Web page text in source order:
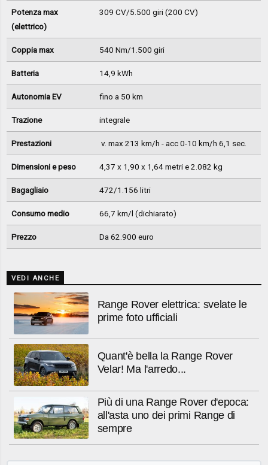
Potenza max
(elettrico)
309 CV/5.500 giri (200 CV)
Coppia max 540 Nm/1.500 giri
Batteria 14,9 kWh
Autonomia EV fino a 50 km
Trazione integrale
Prestazioni v. max 213 km/h - acc 0-10 km/h 6,1 sec.
Dimensioni e peso 4,37 x 1,90 x 1,64 metri e 2.082 kg
Bagagliaio 472/1.156 litri
Consumo medio 66,7 km/l (dichiarato)
Prezzo Da 62.900 euro
VEDI ANCHE
Range Rover elettrica: svelate le
prime foto ufficiali
Quant'è bella la Range Rover
Velar! Ma l'arredo...
Più di una Range Rover d'epoca:
all'asta uno dei primi Range di
sempre